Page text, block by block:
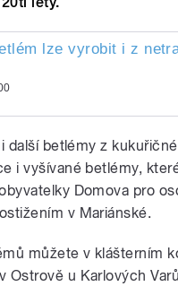
lze vyrobit i z
svědčí o tom
další betlémy z
i vyšívané betlémy,
Domova pro
v Mariánské.
můžete v klášterním
Ostrově u Karlových